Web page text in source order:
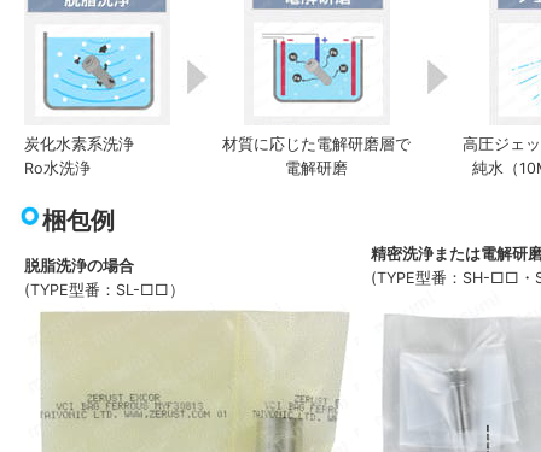
炭化水素系洗浄
Ro水洗浄
材質に応じた電解研磨層で
電解研磨
高圧ジェ
純水（
梱包例
脱脂洗浄の場合
(TYPE型番：SL-□□）
精密洗浄または電解研
(TYPE型番：SH-□□